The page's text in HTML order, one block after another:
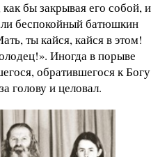
бы закрывая его собой, и
беспокойный батюшкин
ты кайся, кайся в этом!
Иногда в порыве
обратившегося к Богу
голову и целовал.